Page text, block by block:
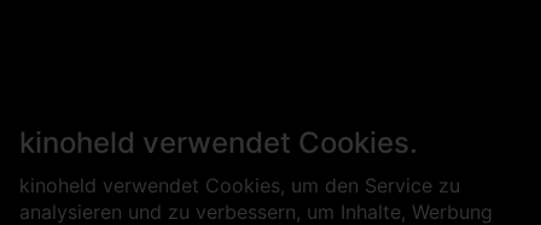
kinoheld verwendet Cookies.
kinoheld verwendet Cookies, um den Service zu
analysieren und zu verbessern, um Inhalte, Werbung